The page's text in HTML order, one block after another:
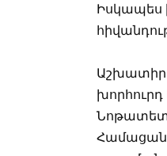
Իսկապես
Աշխատիր
խորհուրդ